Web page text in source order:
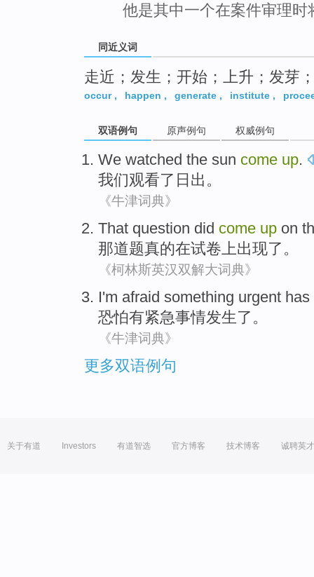
他是其中一个在案件审理
同近义词
走近；发生；开始；上升；发芽
occur, happen , generate , institute ,
双语例句 原声例句 权威例句
We watched the sun come up.
我们观看了日出。
《牛津词典》
That question did come up on
那道题真的在试卷上出现了。
《柯林斯英汉双解大词典》
I'm afraid something urgent has
恐怕有紧急事情发生了。
《牛津词典》
更多双语例句
关于有道 Investors 有道智选 官方博客 技术博客 诚聘英才